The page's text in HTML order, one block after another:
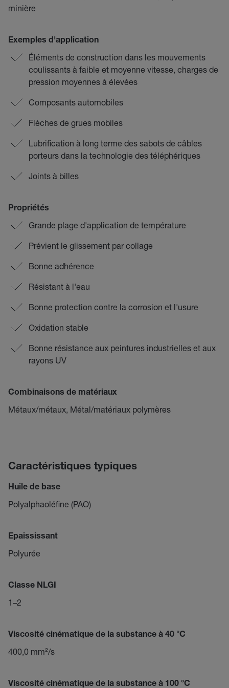
minière
Exemples d'application
Éléments de construction dans les mouvements
coulissants à faible et moyenne vitesse, charges de
pression moyennes à élevées
Composants automobiles
Flèches de grues mobiles
Lubrification à long terme des sabots de câbles
porteurs dans la technologie des téléphériques
Joints à billes
Propriétés
Grande plage d'application de température
Prévient le glissement par collage
Bonne adhérence
Résistant à l'eau
Bonne protection contre la corrosion et l'usure
Oxidation stable
Bonne résistance aux peintures industrielles et aux
rayons UV
Combinaisons de matériaux
Métaux/métaux, Métal/matériaux polymères
Caractéristiques typiques
Huile de base
Polyalphaoléfine (PAO)
Epaississant
Polyurée
Classe NLGI
1–2
Viscosité cinématique de la substance à 40 °C
400,0 mm²/s
Viscosité cinématique de la substance à 100 °C